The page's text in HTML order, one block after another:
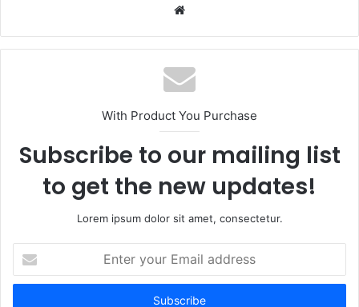
b
s
i
e
With Product You Purchase
Subscribe to our mailing list
to get the new updates!
Lorem ipsum dolor sit amet, consectetur.
t